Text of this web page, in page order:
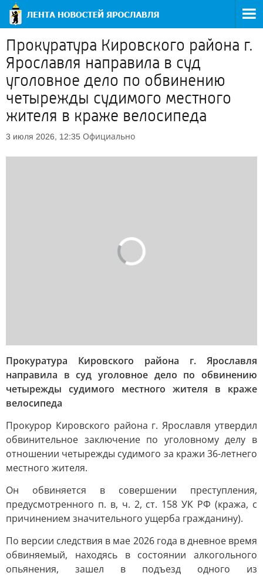
Прокуратура Кировского района г.
Ярославля направила в суд
уголовное дело по обвинению
четырежды судимого местного
жителя в краже велосипеда
3 июля 2026, 12:35 Официально
Прокуратура Кировского района г. Ярославля
направила в суд уголовное дело по обвинению
четырежды судимого местного жителя в краже
велосипеда
Прокурор Кировского района г. Ярославля утвердил
обвинительное заключение по уголовному делу в
отношении четырежды судимого за кражи 36-летнего
местного жителя.
Он обвиняется в совершении преступления,
предусмотренного п. в, ч. 2, ст. 158 УК РФ (кража, с
причинением значительного ущерба гражданину).
По версии следствия в мае 2026 года в дневное время
обвиняемый, находясь в состоянии алкогольного
опьянения, зашел в подъезд одного из